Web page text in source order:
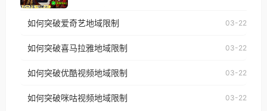
使用番茄回国加速器，即可解决「海外用户收听腾讯
台湾、美国、加拿大、澳大利亚、欧洲等国家和地区
权限制所困扰。
播放”的提示语。 海外用户如香港、澳门、台湾、美
国、加拿大、澳大利亚、欧洲等国家和地区时，网易
制问题，且仅能在中国大陆地区播放。 遇到这个问题
户收听网易云音乐地区版权限制」的问题，无论人在
如何突破爱奇艺地域限制 03-22
如何突破喜马拉雅地域限制 03-22
如何突破优酷视频地域限制 03-22
如何突破咪咕视频地域限制 03-22